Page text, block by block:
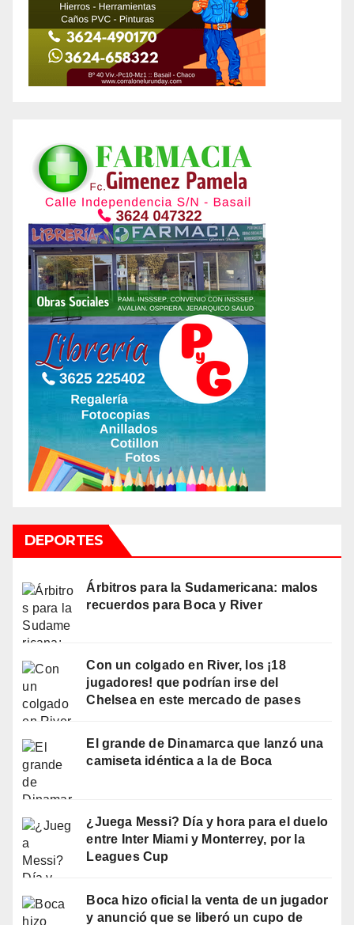
DEPORTES
Árbitros para la Sudamericana: malos
recuerdos para Boca y River
Con un colgado en River, los ¡18
jugadores! que podrían irse del
Chelsea en este mercado de pases
El grande de Dinamarca que lanzó una
camiseta idéntica a la de Boca
¿Juega Messi? Día y hora para el duelo
entre Inter Miami y Monterrey, por la
Leagues Cup
Boca hizo oficial la venta de un jugador
y anunció que se liberó un cupo de